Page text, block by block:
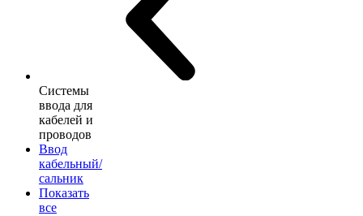
Системы
ввода для
кабелей и
проводов
Ввод
кабельный/
сальник
Показать
все